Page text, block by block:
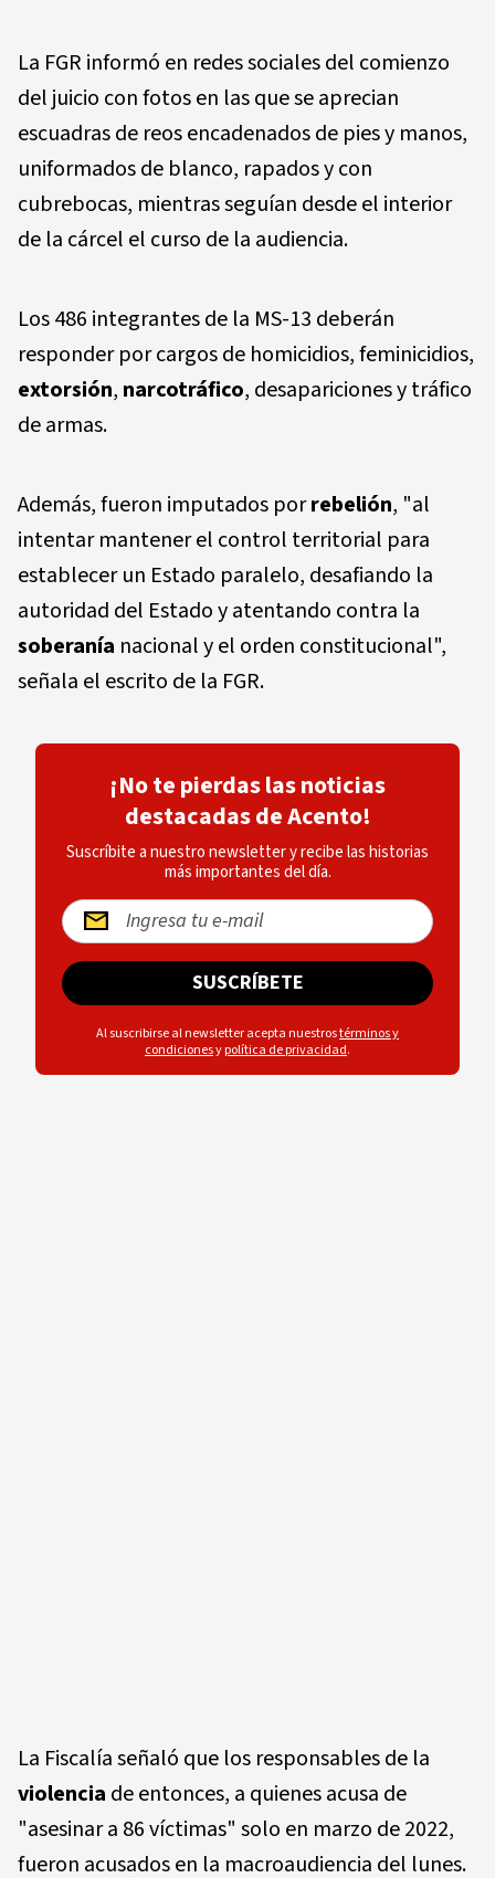
La FGR informó en redes sociales del comienzo
del juicio con fotos en las que se aprecian
escuadras de reos encadenados de pies y manos,
uniformados de blanco, rapados y con
cubrebocas, mientras seguían desde el interior
de la cárcel el curso de la audiencia.
Los 486 integrantes de la MS-13 deberán
responder por cargos de homicidios, feminicidios,
extorsión, narcotráfico, desapariciones y tráfico
de armas.
Además, fueron imputados porrebelión, "al
intentar mantener el control territorial para
establecer un Estado paralelo, desafiando la
autoridad del Estado y atentando contra la
soberanía nacional y el orden constitucional",
señala el escrito de la FGR.
¡No te pierdas las noticias
destacadas de Acento!
Suscríbite a nuestro newsletter y recibe las historias
más importantes del día.
SUSCRÍBETE
Al suscribirse al newsletter acepta nuestrostérminos y
condicionesypolítica de privacidad.
La Fiscalía señaló que los responsables de la
violencia de entonces, a quienes acusa de
"asesinar a 86 víctimas" solo en marzo de 2022,
fueron acusados en la macroaudiencia del lunes.